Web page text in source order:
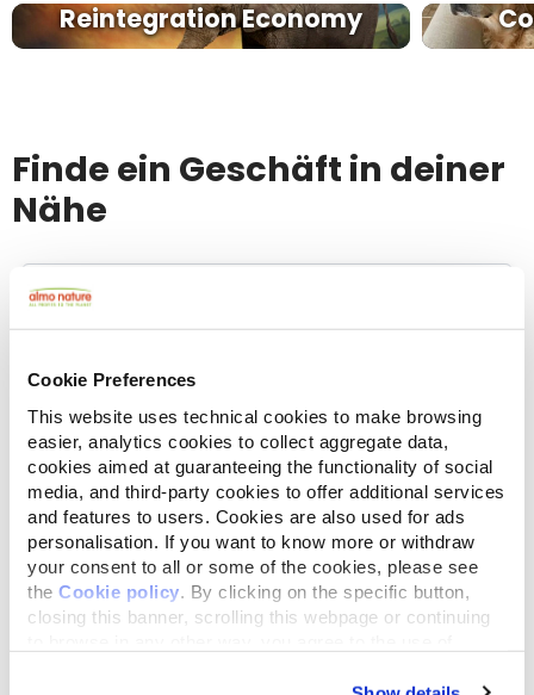
Cookie Preferences
This website uses technical cookies to make browsing
easier, analytics cookies to collect aggregate data,
cookies aimed at guaranteeing the functionality of social
media, and third-party cookies to offer additional services
and features to users. Cookies are also used for ads
personalisation. If you want to know more or withdraw
your consent to all or some of the cookies, please see
the Cookie policy . By clicking on the specific button,
closing this banner, scrolling this webpage or continuing
Reintegration Economy
Finde ein Geschäft in deiner
Nähe
Select a tab
Liste Karte